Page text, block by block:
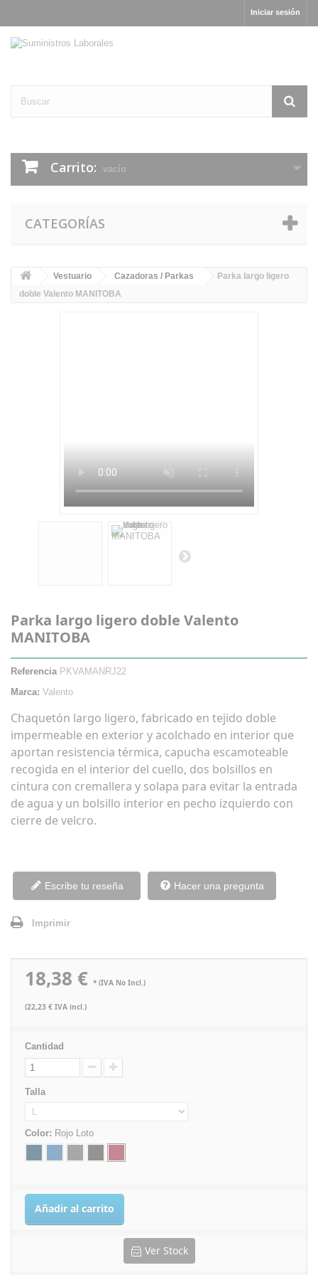
Iniciar sesión
Carrito: vacío
CATEGORÍAS
Vestuario Cazadoras / Parkas
Parka largo ligero
doble Valento MANITOBA
Parka largo ligero doble Valento
MANITOBA
Referencia PKVAMANRJ22
Marca: Valento
Chaquetón largo ligero, fabricado en tejido doble
impermeable en exterior y acolchado en interior que
aportan resistencia térmica, capucha escamoteable
recogida en el interior del cuello, dos bolsillos en
cintura con cremallera y solapa para evitar la entrada
de agua y un bolsillo interior en pecho izquierdo con
cierre de velcro.
Escribe tu reseña Hacer una pregunta
Imprimir
18,38 € * (IVA No Incl.)
(22,23 € IVA incl.)
Cantidad
Talla
Color: Rojo Loto
Añadir al carrito
Ver Stock